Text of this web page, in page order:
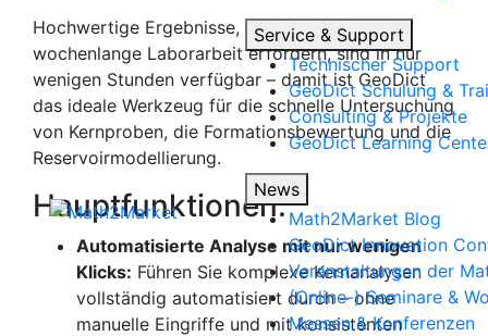
Service & Support
Technischer Support
GeoDict Schulung &
Consulting & Projekte
GeoDictLearning
News
Math2Market Blog
GeoDictInnovation
Veranstaltungen der
(Online-) Seminare &
Messen & Konferenzen
Hochwertige Ergebnisse, die normalerweise
wochenlange Laborarbeit erfordern, sind in nur
wenigen Stunden verfügbar – damit ist GeoDict
das ideale Werkzeug für die schnelle Untersuchung
von Kernproben, die Formationsbewertung und die
Reservoirmodellierung.
Hauptfunktionen:
Automatisierte Analyse mit nur wenigen
Klicks: Führen Sie komplexe Kernanalysen
vollständig automatisiert durch – ohne
manuelle Eingriffe und mit konsistenten